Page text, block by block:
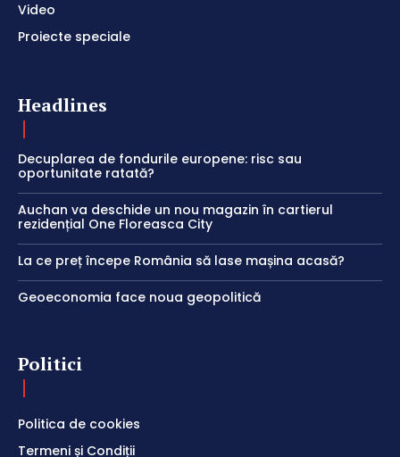
Video
Proiecte speciale
Headlines
Decuplarea de fondurile europene: risc sau
oportunitate ratată?
Auchan va deschide un nou magazin în cartierul
rezidențial One Floreasca City
La ce preț începe România să lase mașina acasă?
Geoeconomia face noua geopolitică
Politici
Politica de cookies
Termeni și Condiții